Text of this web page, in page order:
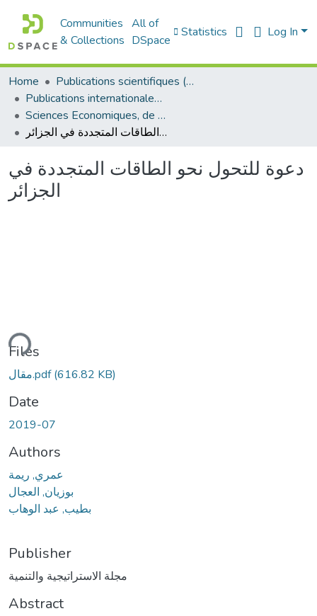
Communities
& Collections
All of
DSpace
Statistics Log In
Home
Publications scientifiques (Laboratoires)
Publications internationales - منشورات دولية
Sciences Economiques, de Gestion et Commerciales - العلوم الإقتصادية و التجارية و علوم التسيير
دعوة للتحول نحو الطاقات المتجددة في الجزائر
دعوة للتحول نحو الطاقات المتجددة في
الجزائر
Files
مقال.pdf(616.82 KB)
Date
2019-07
Authors
عمري, ريمة
بوزيان, العجال
بطيب, عبد الوهاب
Publisher
مجلة الاستراتيجية والتنمية
Abstract